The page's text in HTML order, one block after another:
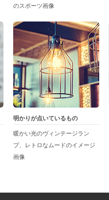
のスポーツ画像
明かりが点いているもの
暖かい光のヴィンテージラン
プ、レトロなムードのイメージ
画像